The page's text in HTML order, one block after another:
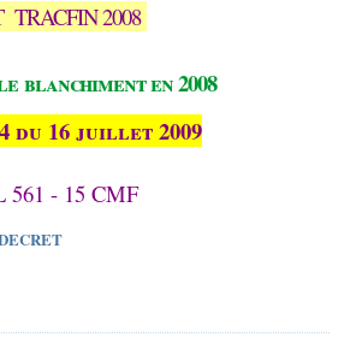
TRACFIN 2008
blanchiment en 2008
du 16 juillet 2009
561 - 15 CMF